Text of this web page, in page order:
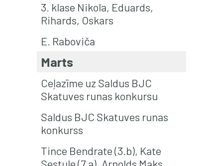
3. klase Nikola, Eduards,
Rihards, Oskars
E. Raboviča
Marts
Ceļazīme uz Saldus BJC
Skatuves runas konkursu
Saldus BJC Skatuves runas
konkurss
Tince Bendrate (3.b), Kate